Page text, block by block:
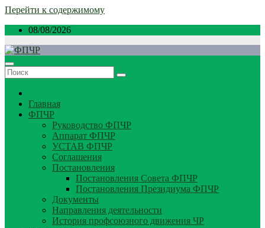
Перейти к содержимому
08/08/2026
Главная
ФПЧР
Руководство ФПЧР
Аппарат ФПЧР
УСТАВ ФПЧР
Соглашения
Постановления
Постановления Совета ФПЧР
Постановления Президиума ФПЧР
Документы
Направления деятельности
История профсоюзного движения ЧР